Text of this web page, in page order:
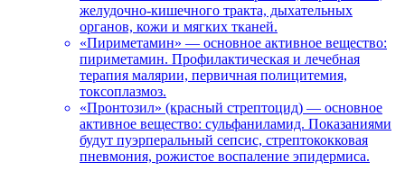
желудочно-кишечного тракта, дыхательных
органов, кожи и мягких тканей.
«Пириметамин» — основное активное вещество:
пириметамин. Профилактическая и лечебная
терапия малярии, первичная полицитемия,
токсоплазмоз.
«Пронтозил» (красный стрептоцид) — основное
активное вещество: сульфаниламид. Показаниями
будут пуэрперальный сепсис, стрептококковая
пневмония, рожистое воспаление эпидермиса.